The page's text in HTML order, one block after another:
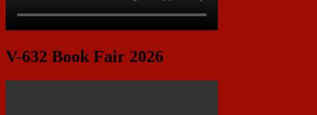
V-632 Book Fair 2026